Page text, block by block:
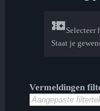
Selecteer
Staat je
Vermeldingen